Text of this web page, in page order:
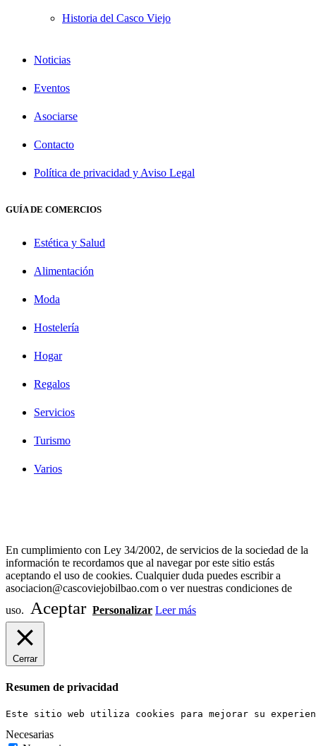
Historia del Casco Viejo
Noticias
Eventos
Asociarse
Contacto
Política de privacidad y Aviso Legal
GUÍA DE COMERCIOS
Estética y Salud
Alimentación
Moda
Hostelería
Hogar
Regalos
Servicios
Turismo
Varios
En cumplimiento con Ley 34/2002, de servicios de la sociedad de la
información te recordamos que al navegar por este sitio estás
aceptando el uso de cookies. Cualquier duda puedes escribir a
asociacion@cascoviejobilbao.com o ver nuestras condiciones de
uso.
Aceptar Personalizar Leer más
Cerrar
Resumen de privacidad
Este sitio web utiliza cookies para mejorar su
Necesarias